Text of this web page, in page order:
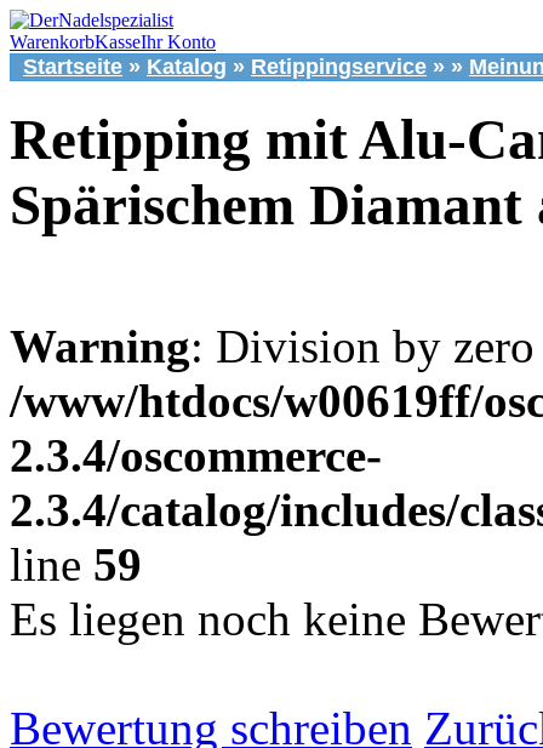
WarenkorbKasseIhr Konto
Startseite » Katalog » Retippingservice » »
Retipping mit Alu-
Spärischem
Warning: Division by
/www/htdocs/w00619ff/
2.3.4/oscommerce-
2.3.4/catalog/includes/
line 59
Es liegen noch keine
Bewertung schreiben